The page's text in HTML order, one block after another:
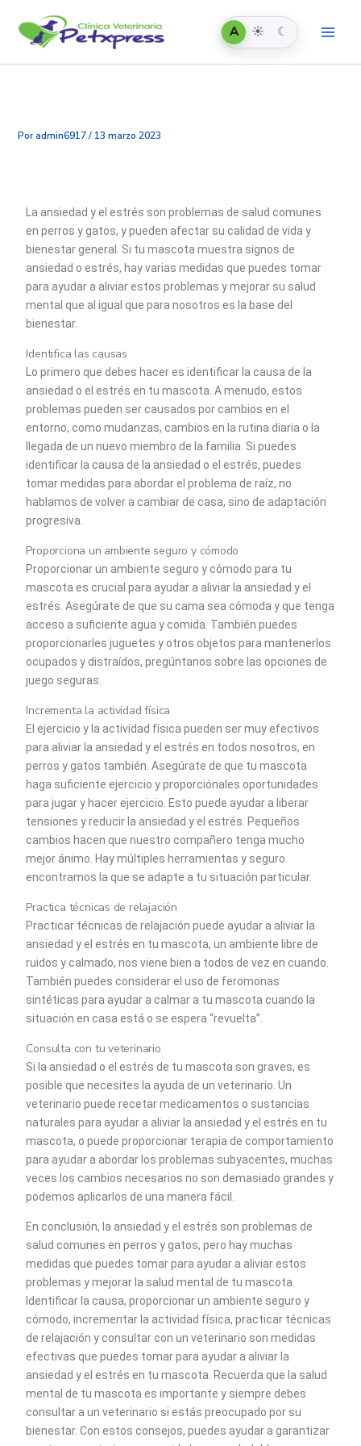
contenido
A
☀
☾
Poradmin6917/ 13 marzo 2023
La ansiedad y el estrés son problemas de salud comunes
en perros y gatos, y pueden afectar su calidad de vida y
bienestar general. Si tu mascota muestra signos de
ansiedad o estrés, hay varias medidas que puedes tomar
para ayudar a aliviar estos problemas y mejorar su salud
mental que al igual que para nosotros es la base del
bienestar.
Identifica las causas
Lo primero que debes hacer es identificar la causa de la
ansiedad o el estrés en tu mascota. A menudo, estos
problemas pueden ser causados por cambios en el
entorno, como mudanzas, cambios en la rutina diaria o la
llegada de un nuevo miembro de la familia. Si puedes
identificar la causa de la ansiedad o el estrés, puedes
tomar medidas para abordar el problema de raíz, no
hablamos de volver a cambiar de casa, sino de adaptación
progresiva.
Proporciona un ambiente seguro y cómodo
Proporcionar un ambiente seguro y cómodo para tu
mascota es crucial para ayudar a aliviar la ansiedad y el
estrés. Asegúrate de que su cama sea cómoda y que tenga
acceso a suficiente agua y comida. También puedes
proporcionarles juguetes y otros objetos para mantenerlos
ocupados y distraídos, pregúntanos sobre las opciones de
juego seguras.
Incrementa la actividad física
El ejercicio y la actividad física pueden ser muy efectivos
para aliviar la ansiedad y el estrés en todos nosotros, en
perros y gatos también. Asegúrate de que tu mascota
haga suficiente ejercicio y proporciónales oportunidades
para jugar y hacer ejercicio. Esto puede ayudar a liberar
tensiones y reducir la ansiedad y el estrés. Pequeños
cambios hacen que nuestro compañero tenga mucho
mejor ánimo. Hay múltiples herramientas y seguro
encontramos la que se adapte a tu situación particular.
Practica técnicas de relajación
Practicar técnicas de relajación puede ayudar a aliviar la
ansiedad y el estrés en tu mascota, un ambiente libre de
ruidos y calmado, nos viene bien a todos de vez en cuando.
También puedes considerar el uso de feromonas
sintéticas para ayudar a calmar a tu mascota cuando la
situación en casa está o se espera “revuelta”.
Consulta con tu veterinario
Si la ansiedad o el estrés de tu mascota son graves, es
posible que necesites la ayuda de un veterinario. Un
veterinario puede recetar medicamentos o sustancias
naturales para ayudar a aliviar la ansiedad y el estrés en tu
mascota, o puede proporcionar terapia de comportamiento
para ayudar a abordar los problemas subyacentes, muchas
veces los cambios necesarios no son demasiado grandes y
podemos aplicarlos de una manera fácil.
En conclusión, la ansiedad y el estrés son problemas de
salud comunes en perros y gatos, pero hay muchas
medidas que puedes tomar para ayudar a aliviar estos
problemas y mejorar la salud mental de tu mascota.
Identificar la causa, proporcionar un ambiente seguro y
cómodo, incrementar la actividad física, practicar técnicas
de relajación y consultar con un veterinario son medidas
efectivas que puedes tomar para ayudar a aliviar la
ansiedad y el estrés en tu mascota. Recuerda que la salud
mental de tu mascota es importante y siempre debes
consultar a un veterinario si estás preocupado por su
bienestar. Con estos consejos, puedes ayudar a garantizar